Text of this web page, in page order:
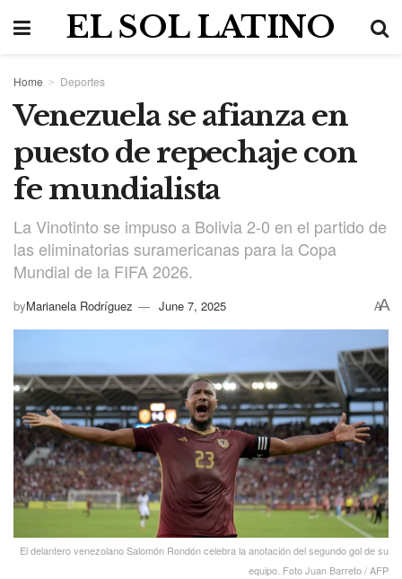
EL SOL LATINO
Home Deportes
Venezuela se afianza en
puesto de repechaje con
fe mundialista
La Vinotinto se impuso a Bolivia 2-0 en el partido de
las eliminatorias suramericanas para la Copa
Mundial de la FIFA 2026.
byMarianela Rodríguez June 7, 2025 AA
El delantero venezolano Salomón Rondón celebra la anotación del segundo gol de su
equipo. Foto Juan Barreto / AFP